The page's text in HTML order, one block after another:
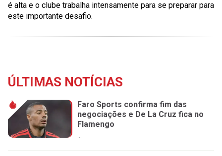
é alta e o clube trabalha intensamente para se preparar para
este importante desafio.
ÚLTIMAS NOTÍCIAS
Faro Sports confirma fim das
negociações e De La Cruz fica no
Flamengo
...